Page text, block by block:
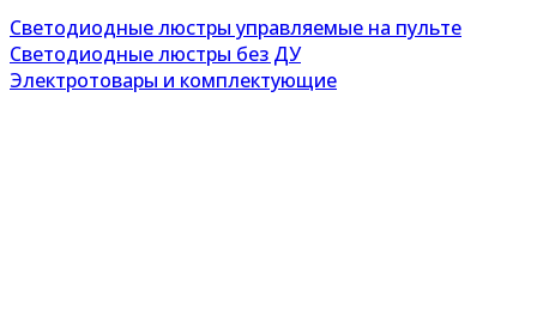
Светодиодные люстры управляемые на пульте
Светодиодные люстры без ДУ
Электротовары и комплектующие